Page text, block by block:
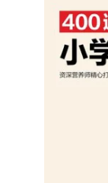
居家生活